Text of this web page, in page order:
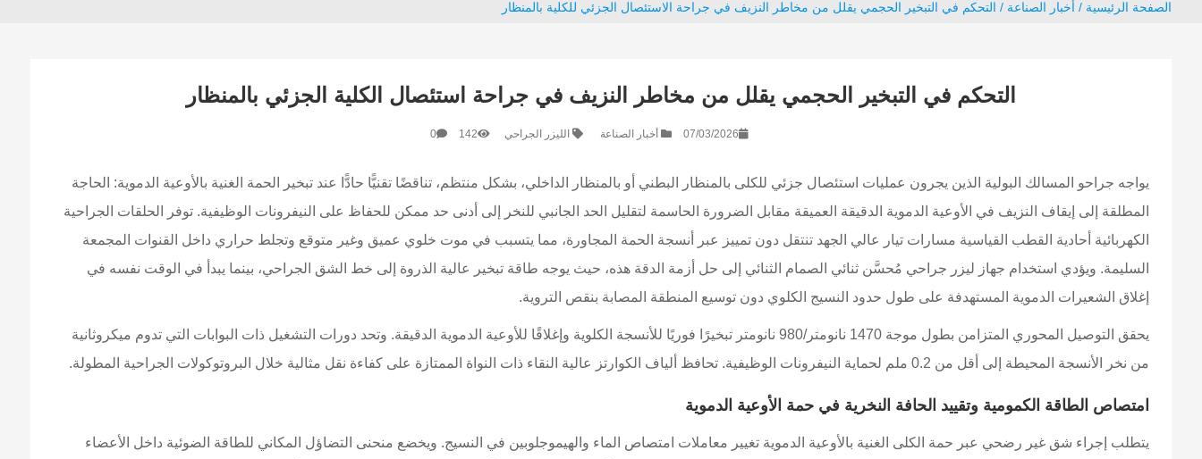
الصفحة الرئيسية / أخبار الصناعة / التحكم في التبخير الحجمي يقلل من مخاطر النزيف في جراحة الاستئصال الجزئي للكلية بالمنظار
التحكم في التبخير الحجمي يقلل من مخاطر النزيف في جراحة استئصال الكلية الجزئي بالمنظار
07/03/2026 أخبار الصناعة الليزر الجراحي 142
0
يواجه جراحو المسالك البولية الذين يجرون عمليات استئصال جزئي للكلى بالمنظار البطني أو بالمنظار الداخلي، بشكل منتظم، تناقضًا تقنيًّا حادًّا عند تبخير الحمة الغنية بالأوعية الدموية: الحاجة
المطلقة إلى إيقاف النزيف في الأوعية الدموية الدقيقة العميقة مقابل الضرورة الحاسمة لتقليل الحد الجانبي للنخر إلى أدنى حد ممكن للحفاظ على النيفرونات الوظيفية. توفر الحلقات الجراحية
الكهربائية أحادية القطب القياسية مسارات تيار عالي الجهد تنتقل دون تمييز عبر أنسجة الحمة المجاورة، مما يتسبب في موت خلوي عميق وغير متوقع وتجلط حراري داخل القنوات المجمعة
السليمة. ويؤدي استخدام جهاز ليزر جراحي مُحسَّن ثنائي الصمام الثنائي إلى حل أزمة الدقة هذه، حيث يوجه طاقة تبخير عالية الذروة إلى خط الشق الجراحي، بينما يبدأ في الوقت نفسه في
إغلاق الشعيرات الدموية المستهدفة على طول حدود النسيج الكلوي دون توسيع المنطقة المصابة بنقص التروية.
يحقق التوصيل المحوري المتزامن بطول موجة 1470 نانومتر/980 نانومتر تبخيرًا فوريًا للأنسجة الكلوية وإغلاقًا للأوعية الدموية الدقيقة. وتحد دورات التشغيل ذات البوابات التي تدوم ميكروثانية
من نخر الأنسجة المحيطة إلى أقل من 0.2 ملم لحماية النيفرونات الوظيفية. تحافظ ألياف الكوارتز عالية النقاء ذات النواة الممتازة على كفاءة نقل مثالية خلال البروتوكولات الجراحية المطولة.
امتصاص الطاقة الكمومية وتقييد الحافة النخرية في حمة الأوعية الدموية
يتطلب إجراء شق غير رضحي عبر حمة الكلى الغنية بالأوعية الدموية تغيير معاملات امتصاص الماء والهيموجلوبين في النسيج. ويخضع منحنى التضاؤل المكاني للطاقة الضوئية داخل الأعضاء